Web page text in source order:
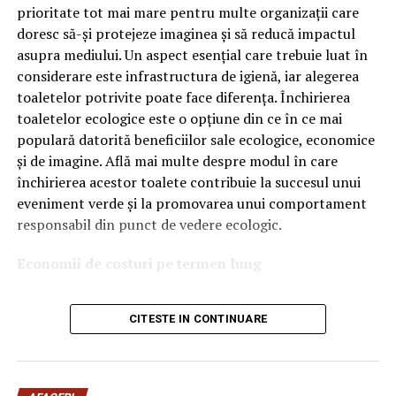
OEM.
Ce înseamnă Ravenol VMP?
DenumireaVMPidentifică o gamă de uleiuri dezvoltate
pentru motoare moderne care necesită performanțe
ridicate și compatibilitate cu numeroase specificații ale
constructorilor auto.
Acest produs este destinat în special motoarelor
moderne pe benzină și diesel, inclusiv celor echipate cu:
catalizatoare moderne;
sisteme Start-Stop.
Ce înseamnă USVO?
prioritate tot mai mare pentru multe organizații care
doresc să-și protejeze imaginea și să reducă impactul
asupra mediului. Un aspect esențial care trebuie luat în
considerare este infrastructura de igienă, iar alegerea
toaletelor potrivite poate face diferența. Închirierea
toaletelor ecologice este o opțiune din ce în ce mai
populară datorită beneficiilor sale ecologice, economice
și de imagine. Află mai multe despre modul în care
închirierea acestor toalete contribuie la succesul unui
eveniment verde și la promovarea unui comportament
responsabil din punct de vedere ecologic.
Economii de costuri pe termen lung
Unul dintre cele mai mari avantaje ale activității
închiriere toalete ecologiceeste economia de costuri.
termen lung, aceasta este o opțiune mai rentabilă decât
construirea unei infrastructuri permanente de toalete.
CITESTE IN CONTINUARE